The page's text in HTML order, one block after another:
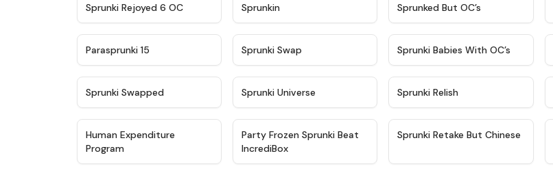
★
Sprunki Rejoyed 6 OC Sprunkin Sprunked But OC’s
Parasprunki 15 Sprunki Swap ★ 4.8
Sprunki Babies With OC’s
Sprunki Swapped Sprunki Universe Sprunki Relish
Human Expenditure
Program
★ 4.9
Party Frozen Sprunki Beat
IncrediBox
★ 4.3
Sprunki Retake But Chinese